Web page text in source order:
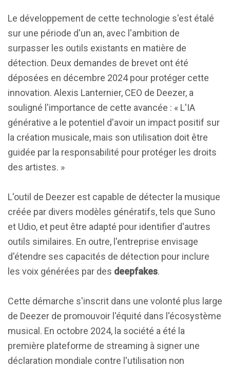
Le développement de cette technologie s'est étalé
sur une période d'un an, avec l'ambition de
surpasser les outils existants en matière de
détection. Deux demandes de brevet ont été
déposées en décembre 2024 pour protéger cette
innovation. Alexis Lanternier, CEO de Deezer, a
souligné l'importance de cette avancée : « L'IA
générative a le potentiel d'avoir un impact positif sur
la création musicale, mais son utilisation doit être
guidée par la responsabilité pour protéger les droits
des artistes. »
L'outil de Deezer est capable de détecter la musique
créée par divers modèles génératifs, tels que Suno
et Udio, et peut être adapté pour identifier d'autres
outils similaires. En outre, l'entreprise envisage
d'étendre ses capacités de détection pour inclure
les voix générées par des deepfakes.
Cette démarche s'inscrit dans une volonté plus large
de Deezer de promouvoir l'équité dans l'écosystème
musical. En octobre 2024, la société a été la
première plateforme de streaming à signer une
déclaration mondiale contre l'utilisation non